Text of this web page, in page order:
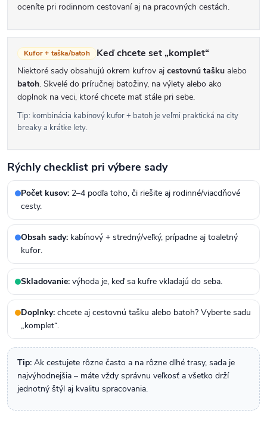
oceníte pri rodinnom cestovaní aj na pracovných cestách.
Kufor + taška/batoh Keď chcete set „komplet“
Niektoré sady obsahujú okrem kufrov aj cestovnú tašku alebo
batoh. Skvelé do príručnej batožiny, na výlety alebo ako
doplnok na veci, ktoré chcete mať stále pri sebe.
Tip: kombinácia kabínový kufor + batoh je veľmi praktická na city
breaky a krátke lety.
Rýchly checklist pri výbere sady
Počet kusov: 2–4 podľa toho, či riešite aj rodinné/viacdňové
cesty.
Obsah sady: kabínový + stredný/veľký, prípadne aj toaletný
kufor.
Skladovanie: výhoda je, keď sa kufre vkladajú do seba.
Doplnky: chcete aj cestovnú tašku alebo batoh? Vyberte sadu
„komplet“.
Tip: Ak cestujete rôzne často a na rôzne dlhé trasy, sada je
najvýhodnejšia – máte vždy správnu veľkosť a všetko drží
jednotný štýl aj kvalitu spracovania.